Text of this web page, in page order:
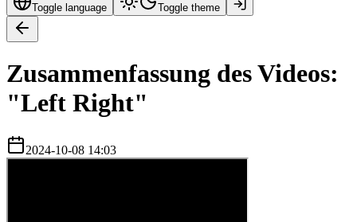
Toggle language Toggle theme
Zusammenfassung des Videos:
"Left Right"
2024-10-08 14:03